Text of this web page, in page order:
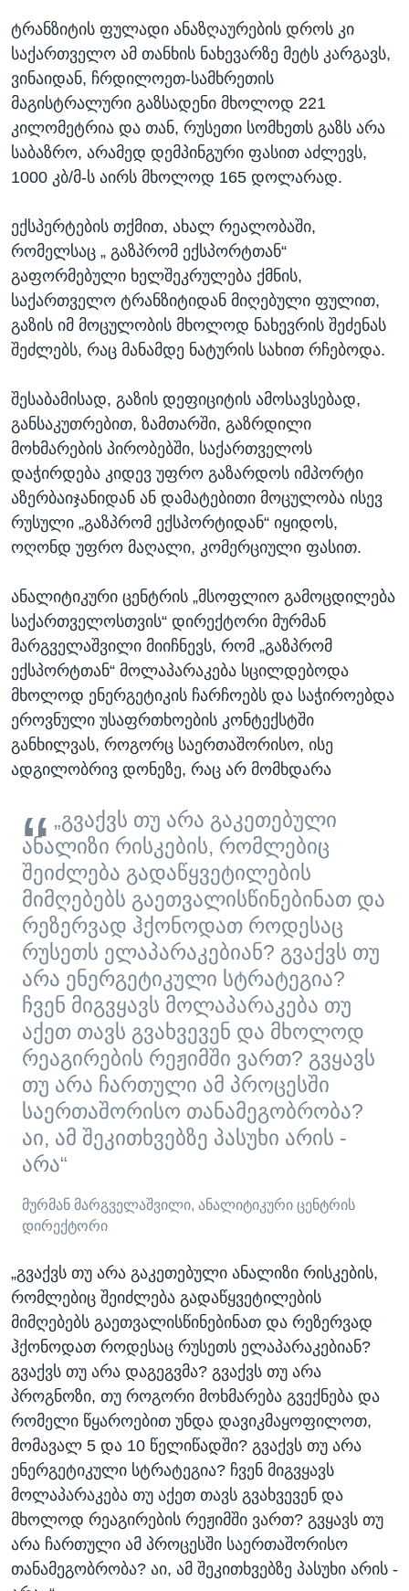
ტრანზიტის ფულადი ანაზღაურების დროს კი
საქართველო ამ თანხის ნახევარზე მეტს კარგავს,
ვინაიდან, ჩრდილოეთ-სამხრეთის
მაგისტრალური გაზსადენი მხოლოდ 221
კილომეტრია და თან, რუსეთი სომხეთს გაზს არა
საბაზრო, არამედ დემპინგური ფასით აძლევს,
1000 კბ/მ-ს აირს მხოლოდ 165 დოლარად.
ექსპერტების თქმით, ახალ რეალობაში,
რომელსაც „ გაზპრომ ექსპორტთან“
გაფორმებული ხელშეკრულება ქმნის,
საქართველო ტრანზიტიდან მიღებული ფულით,
გაზის იმ მოცულობის მხოლოდ ნახევრის შეძენას
შეძლებს, რაც მანამდე ნატურის სახით რჩებოდა.
შესაბამისად, გაზის დეფიციტის ამოსავსებად,
განსაკუთრებით, ზამთარში, გაზრდილი
მოხმარების პირობებში, საქართველოს
დაჭირდება კიდევ უფრო გაზარდოს იმპორტი
აზერბაიჯანიდან ან დამატებითი მოცულობა ისევ
რუსული „გაზპრომ ექსპორტიდან“ იყიდოს,
ოღონდ უფრო მაღალი, კომერციული ფასით.
ანალიტიკური ცენტრის „მსოფლიო გამოცდილება
საქართველოსთვის“ დირექტორი მურმან
მარგველაშვილი მიიჩნევს, რომ „გაზპრომ
ექსპორტთან“ მოლაპარაკება სცილდებოდა
მხოლოდ ენერგეტიკის ჩარჩოებს და საჭიროებდა
ეროვნული უსაფრთხოების კონტექსტში
განხილვას, როგორც საერთაშორისო, ისე
ადგილობრივ დონეზე, რაც არ მომხდარა
„გვაქვს თუ არა გაკეთებული
ანალიზი რისკების, რომლებიც
შეიძლება გადაწყვეტილების
მიმღებებს გაეთვალისწინებინათ და
რეზერვად ჰქონოდათ როდესაც
რუსეთს ელაპარაკებიან? გვაქვს თუ
არა ენერგეტიკული სტრატეგია?
ჩვენ მიგვყავს მოლაპარაკება თუ
აქეთ თავს გვახვევენ და მხოლოდ
რეაგირების რეჟიმში ვართ? გვყავს
თუ არა ჩართული ამ პროცესში
საერთაშორისო თანამეგობრობა?
აი, ამ შეკითხვებზე პასუხი არის -
არა“
მურმან მარგველაშვილი, ანალიტიკური ცენტრის
დირექტორი
„გვაქვს თუ არა გაკეთებული ანალიზი რისკების,
რომლებიც შეიძლება გადაწყვეტილების
მიმღებებს გაეთვალისწინებინათ და რეზერვად
ჰქონოდათ როდესაც რუსეთს ელაპარაკებიან?
გვაქვს თუ არა დაგეგვმა? გვაქვს თუ არა
პროგნოზი, თუ როგორი მოხმარება გვექნება და
რომელი წყაროებით უნდა დავიკმაყოფილოთ,
მომავალ 5 და 10 წელიწადში? გვაქვს თუ არა
ენერგეტიკული სტრატეგია? ჩვენ მიგვყავს
მოლაპარაკება თუ აქეთ თავს გვახვევენ და
მხოლოდ რეაგირების რეჟიმში ვართ? გვყავს თუ
არა ჩართული ამ პროცესში საერთაშორისო
თანამეგობრობა? აი, ამ შეკითხვებზე პასუხი არის -